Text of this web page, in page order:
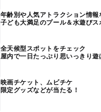
年齢別や人気アトラクション情報
子ども大満足のプール＆水遊びス
全天候型スポットをチェック
屋内で一日たっぷり思いっきり遊
映画チケット、ムビチケ
限定グッズなどが当たる！